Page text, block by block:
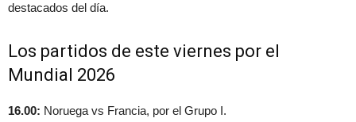
destacados del día.
Los partidos de este viernes por el
Mundial 2026
16.00: Noruega vs Francia, por el Grupo I.